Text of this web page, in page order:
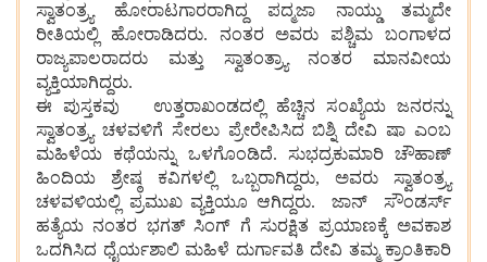
ಸ್ವಾತಂತ್ರ್ಯ ಹೋರಾಟಗಾರರಾಗಿದ್ದ ಪದ್ಮಜಾ ನಾಯ್ಡು ತಮ್ಮದೇ
ರೀತಿಯಲ್ಲಿ ಹೋರಾಡಿದರು. ನಂತರ ಅವರು ಪಶ್ಚಿಮ ಬಂಗಾಳದ
ರಾಜ್ಯಪಾಲರಾದರು ಮತ್ತು ಸ್ವಾತಂತ್ರ್ಯಾ ನಂತರ ಮಾನವೀಯ
ವ್ಯಕ್ತಿಯಾಗಿದ್ದರು.
ಈ ಪುಸ್ತಕವು ಉತ್ತರಾಖಂಡದಲ್ಲಿ ಹೆಚ್ಚಿನ ಸಂಖ್ಯೆಯ ಜನರನ್ನು
ಸ್ವಾತಂತ್ರ್ಯ ಚಳವಳಿಗೆ ಸೇರಲು ಪ್ರೇರೇಪಿಸಿದ ಬಿಶ್ನಿ ದೇವಿ ಷಾ ಎಂಬ
ಮಹಿಳೆಯ ಕಥೆಯನ್ನು ಒಳಗೊಂಡಿದೆ. ಸುಭದ್ರಕುಮಾರಿ ಚೌಹಾಣ್
ಹಿಂದಿಯ ಶ್ರೇಷ್ಠ ಕವಿಗಳಲ್ಲಿ ಒಬ್ಬರಾಗಿದ್ದರು, ಅವರು ಸ್ವಾತಂತ್ರ್ಯ
ಚಳವಳಿಯಲ್ಲಿ ಪ್ರಮುಖ ವ್ಯಕ್ತಿಯೂ ಆಗಿದ್ದರು. ಜಾನ್ ಸೌಂಡರ್ಸ್
ಹತ್ಯೆಯ ನಂತರ ಭಗತ್ ಸಿಂಗ್ ಗೆ ಸುರಕ್ಷಿತ ಪ್ರಯಾಣಕ್ಕೆ ಅವಕಾಶ
ಒದಗಿಸಿದ ಧೈರ್ಯಶಾಲಿ ಮಹಿಳೆ ದುರ್ಗಾವತಿ ದೇವಿ ತಮ್ಮ ಕ್ರಾಂತಿಕಾರಿ